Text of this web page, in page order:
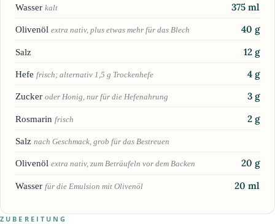
Wasser kalt 375 ml
Olivenöl extra nativ, plus etwas mehr für das Blech 40 g
Salz 12 g
Hefe frisch; alternativ 1,5 g Trockenhefe 4 g
Zucker oder Honig, nur für die Hefenahrung 3 g
Rosmarin frisch 2 g
Salz nach Geschmack, grob für das Bestreuen
Olivenöl extra nativ, zum Beträufeln vor dem Backen 20 g
Wasser für die Emulsion mit Olivenöl 20 ml
ZUBEREITUNG